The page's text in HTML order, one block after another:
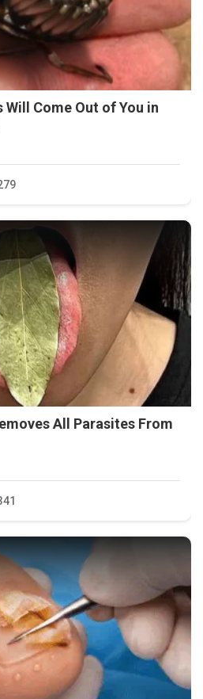
Will Come Out of You in
All Parasites From